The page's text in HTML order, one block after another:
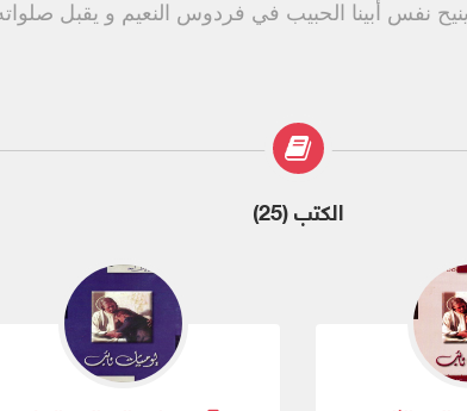
نفس أبينا الحبيب في فردوس النعيم و يقبل
الكتب (25)